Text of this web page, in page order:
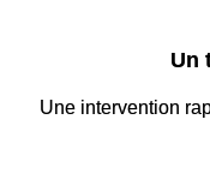
Un
Une intervention